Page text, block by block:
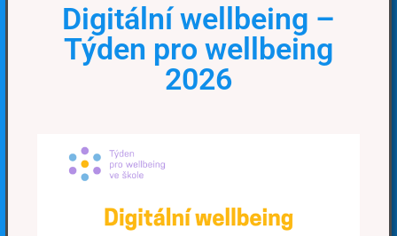
Digitální wellbeing –
Týden pro wellbeing
2026